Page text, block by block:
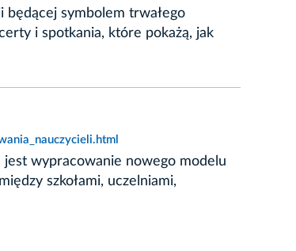
symbolem trwałego
i spotkania, które pokażą, jak
jest wypracowanie nowego modelu
szkołami, uczelniami,